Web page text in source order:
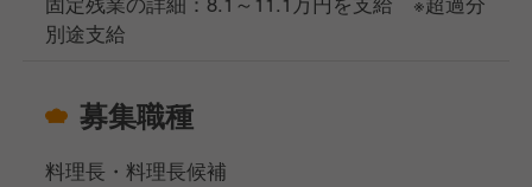
別途支給
募集職種
料理長・料理長候補